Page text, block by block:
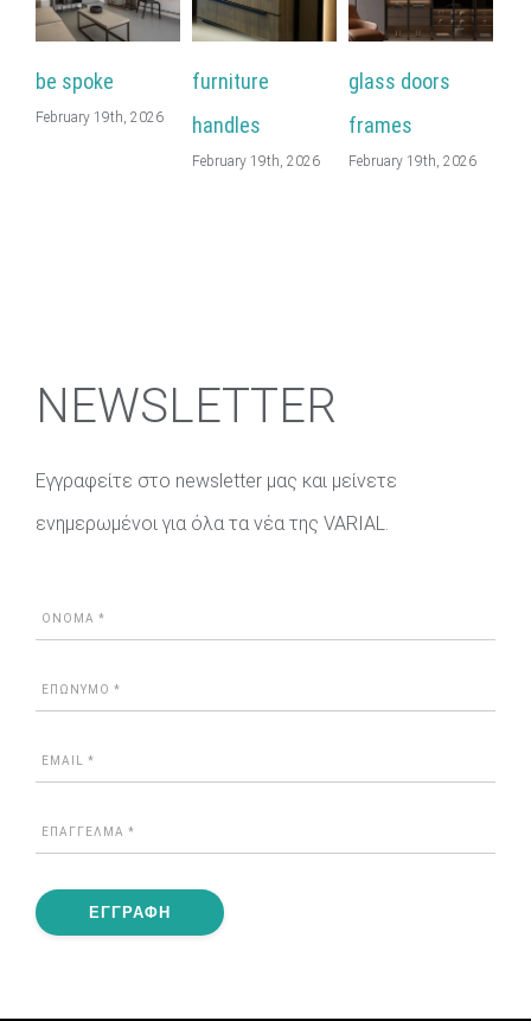
be spoke
February 19th, 2026
furniture
handles
February 19th, 2026
glass doors
frames
February 19th, 2026
NEWSLETTER
Εγγραφείτε στο newsletter μας και μείνετε
ενημερωμένοι για όλα τα νέα της VARIAL.
ΕΓΓΡΑΦΗ